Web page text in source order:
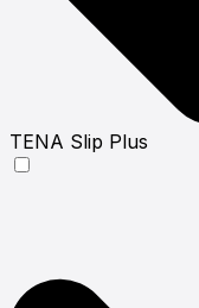
ТЕNА Slip Plus